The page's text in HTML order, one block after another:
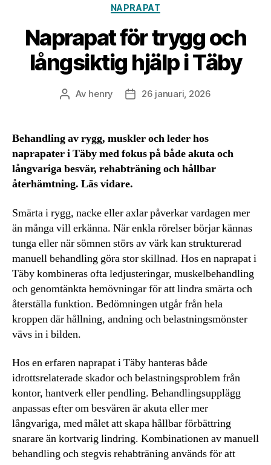
Kategorier
NAPRAPAT
Naprapat för trygg och
långsiktig hjälp i Täby
Inläggsförfattare
Av henry Inläggsdatum
26 januari, 2026
Behandling av rygg, muskler och leder hos
naprapater i Täby med fokus på både akuta och
långvariga besvär, rehabträning och hållbar
återhämtning. Läs vidare.
Smärta i rygg, nacke eller axlar påverkar vardagen mer
än många vill erkänna. När enkla rörelser börjar kännas
tunga eller när sömnen störs av värk kan strukturerad
manuell behandling göra stor skillnad. Hos en naprapat i
Täby kombineras ofta ledjusteringar, muskelbehandling
och genomtänkta hemövningar för att lindra smärta och
återställa funktion. Bedömningen utgår från hela
kroppen där hållning, andning och belastningsmönster
vävs in i bilden.
Hos en erfaren naprapat i Täby hanteras både
idrottsrelaterade skador och belastningsproblem från
kontor, hantverk eller pendling. Behandlingsupplägg
anpassas efter om besvären är akuta eller mer
långvariga, med målet att skapa hållbar förbättring
snarare än kortvarig lindring. Kombinationen av manuell
behandling och stegvis rehabträning används för att